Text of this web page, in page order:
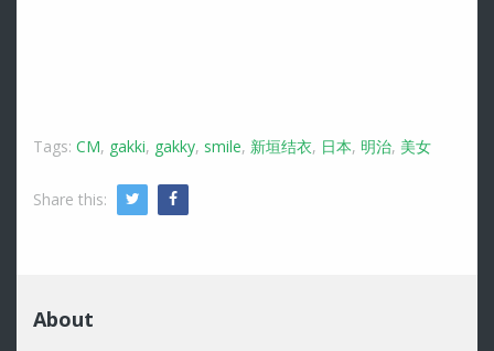
Tags: CM, gakki, gakky, smile, 新垣结衣, 日本, 明治, 美女
Share this: Twitter
About